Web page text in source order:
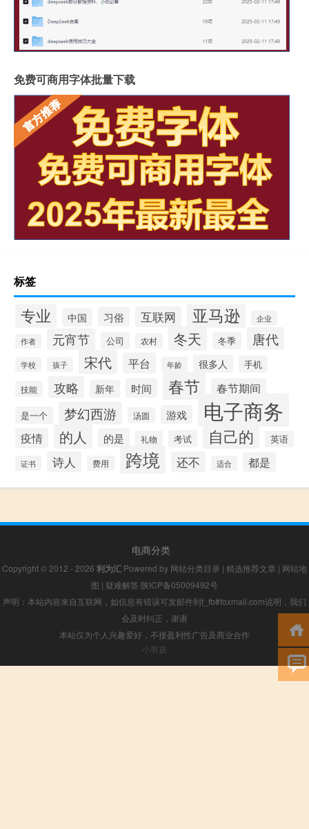
免费可商用字体批量下载
标签
专业 中国 习俗 互联网 亚马逊 企业
作者 元宵节 公司 农村 冬天 冬季 唐代
学校 孩子 宋代 平台 年龄 很多人 手机
技能 攻略 新年 时间 春节 春节期间
是一个 梦幻西游 汤圆 游戏 电子商务
疫情 的人 的是 礼物 考试 自己的 英语
证书 诗人 费用 跨境 还不 适合 都是
电商分类
Copyright © 2012 - 2026 利为汇 Powered by 网站分类目录 | 精选推荐文章 | 网站地
图 | 疑难解答 陕ICP备05009492号
声明：本站内容来自互联网，如信息有错误可发邮件到f_fb#foxmail.com说明，我们
会及时纠正，谢谢
本站仅为个人兴趣爱好，不接盈利性广告及商业合作
小男孩